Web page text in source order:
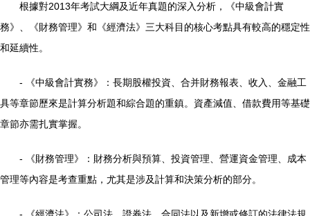
根據對2013年考試大綱及近年真題的深入分析，《中級會計實
務》、《財務管理》和《經濟法》三大科目的核心考點具有較高的穩定性
和延續性。
- 《中級會計實務》：長期股權投資、合并財務報表、收入、金融工
具等章節歷來是計算分析題和綜合題的重鎮。資產減值、借款費用等基礎
章節亦需扎實掌握。
- 《財務管理》：財務分析與預算、投資管理、營運資金管理、成本
管理等內容是考查重點，尤其是涉及計算和決策分析的部分。